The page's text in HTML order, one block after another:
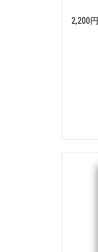
2,200円